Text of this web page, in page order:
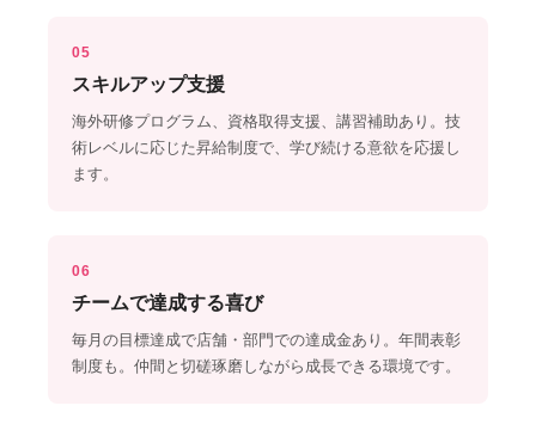
05
スキルアップ支援
海外研修プログラム、資格取得支援、講習補助あり。技
術レベルに応じた昇給制度で、学び続ける意欲を応援し
ます。
06
チームで達成する喜び
毎月の目標達成で店舗・部門での達成金あり。年間表彰
制度も。仲間と切磋琢磨しながら成長できる環境です。